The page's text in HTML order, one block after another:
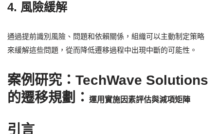
4. 風險緩解
通過提前識別風險、問題和依賴關係，組織可以主動制定策略
來緩解這些問題，從而降低遷移過程中出現中斷的可能性。
案例研究：TechWave Solutions
的遷移規劃： 運用實施因素評估與減項矩陣
引言